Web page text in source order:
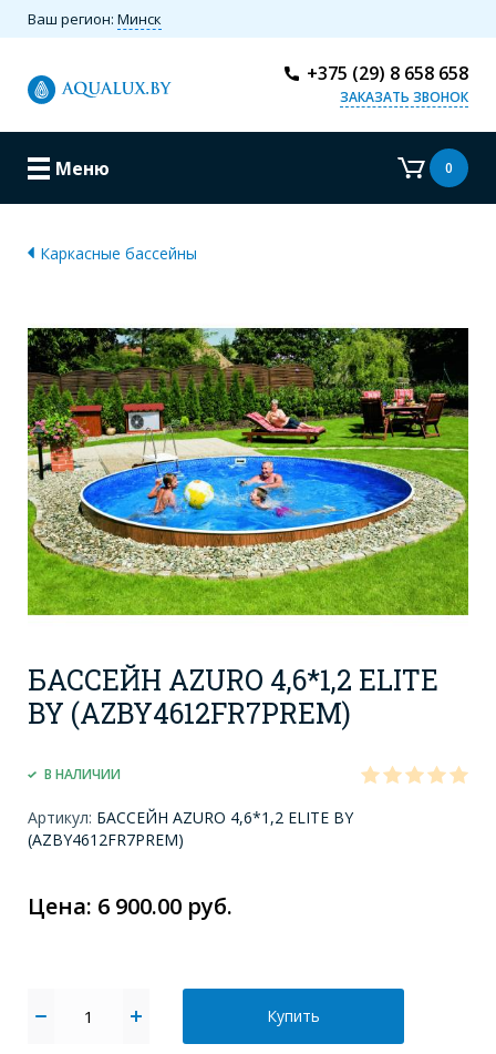
Ваш регион: Минск
+375 (29) 8 658 658
ЗАКАЗАТЬ ЗВОНОК
Меню 0
Каркасные бассейны
БАССЕЙН AZURO 4,6*1,2 ELITE
BY (AZBY4612FR7PREM)
В НАЛИЧИИ
Артикул: БАССЕЙН AZURO 4,6*1,2 ELITE BY
(AZBY4612FR7PREM)
Цена: 6 900.00 руб.
Купить